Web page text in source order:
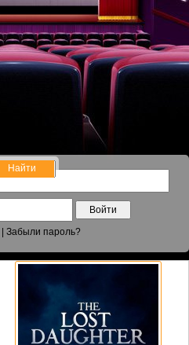
Войти
Забыли пароль?